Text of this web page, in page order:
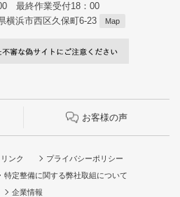
最終作業受付18：00
横浜市西区久保町6-23
Map
お客様の声
リンク
プライバシーポリシー
特定整備に関する弊社取組について
企業情報